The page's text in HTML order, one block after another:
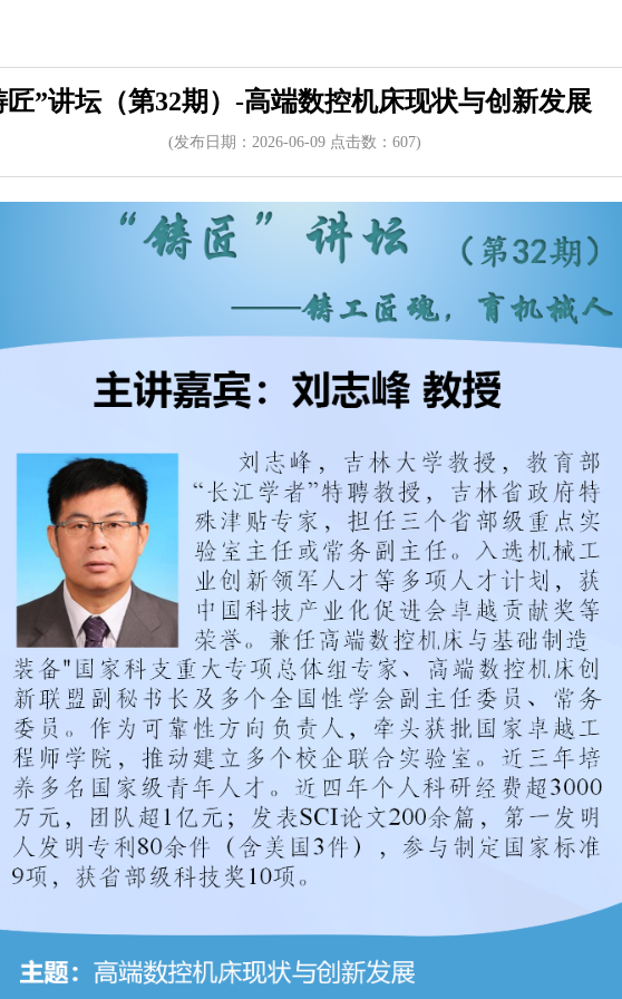
匠”讲坛（第32期）-高端数控机床现状与创新发展
(发布日期：2026-06-09 点击数： 607)